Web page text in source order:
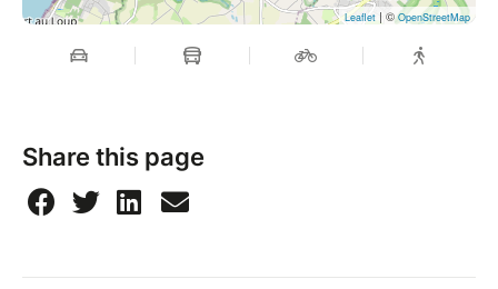
Leaflet | ©OpenStreetMap
Share this page